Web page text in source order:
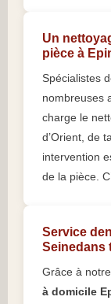
Un
pièce à
Spécialistes
nombreuses
charge le
d’Orient, de
intervention
de la pièce.
Service
Seinedans
Grâce à
à domicile